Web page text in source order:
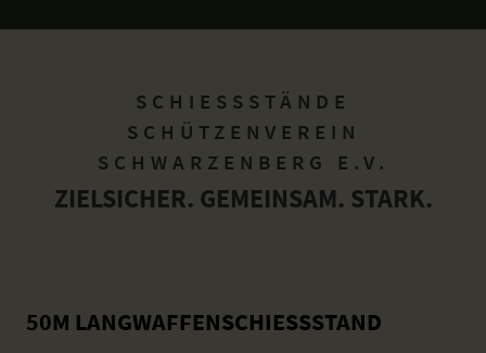
SCHIESSSTÄNDE S
CHÜTZENVEREIN S
CHWARZENBERG E.V.
ZIELSICHER. GEMEINSAM. STARK.
50M LANGWAFFENSCHIESSSTAND